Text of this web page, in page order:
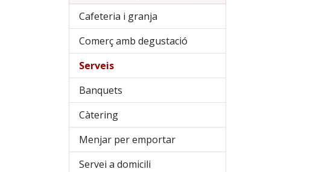
Cafeteria i granja
Comerç amb degustació
Serveis
Banquets
Càtering
Menjar per emportar
Servei a domicili